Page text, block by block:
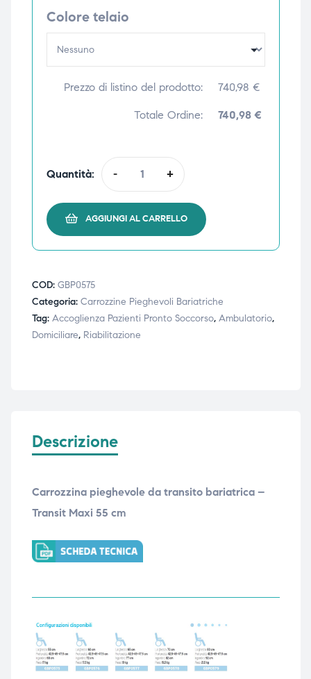
Colore telaio
Prezzo di listino del prodotto: 740,98 €
Totale Ordine: 740,98 €
Quantità: - +
AGGIUNGI AL CARRELLO
COD: GBP0575
Categoria: Carrozzine Pieghevoli Bariatriche
Tag: Accoglienza Pazienti Pronto Soccorso, Ambulatorio,
Domiciliare, Riabilitazione
Descrizione
Carrozzina pieghevole da transito bariatrica –
Transit Maxi 55 cm